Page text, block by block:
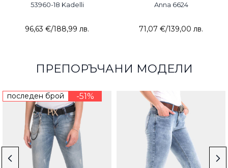
53960-18 Kadelli
96,63 €/188,99 лв.
Anna 6624
71,07 €/139,00 лв.
ПРЕПОРЪЧАНИ МОДЕЛИ
последен брой -51%